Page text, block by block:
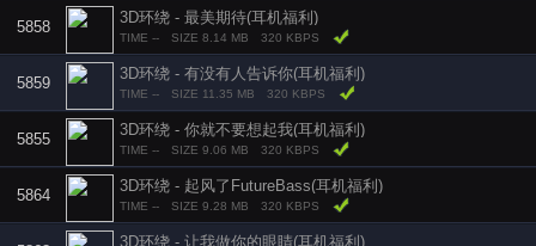
5858
3D环绕 - 最美期待(耳机福利)
TIME -- SIZE 8.14 MB 320 KBPS
5859
3D环绕 - 有没有人告诉你(耳机福利)
TIME -- SIZE 11.35 MB 320 KBPS
5855
3D环绕 - 你就不要想起我(耳机福利)
TIME -- SIZE 9.06 MB 320 KBPS
5864
3D环绕 - 起风了FutureBass(耳机福利)
TIME -- SIZE 9.28 MB 320 KBPS
3D环绕 - 让我做你的眼睛(耳机福利)